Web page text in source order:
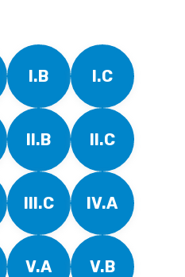
I.B I.C
II.B II.C
III.C IV.A
V.A V.B